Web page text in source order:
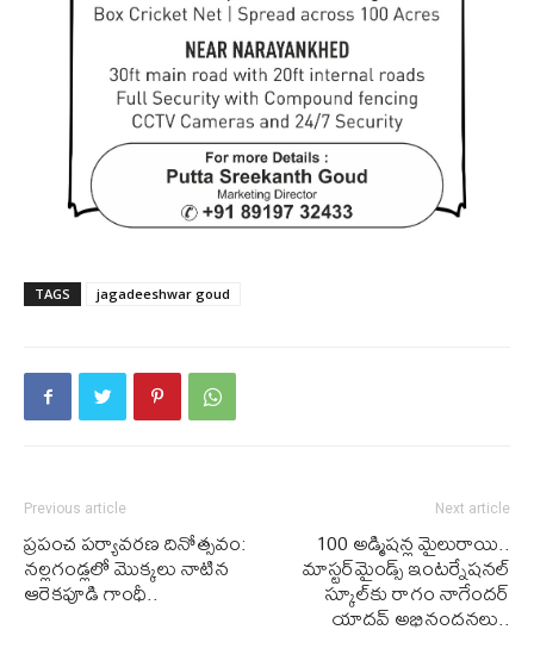
TAGS jagadeeshwar goud
Previous article
ప్రపంచ పర్యావరణ దినోత్సవం:
నల్లగండ్లలో మొక్కలు నాటిన
ఆరెకపూడి గాంధీ..
Next article
100 అడ్మిషన్ల మైలురాయి..
మాస్టర్‌మైండ్స్ ఇంటర్నేషనల్
స్కూల్‌కు రాగం నాగేందర్
యాదవ్ అభినందనలు..